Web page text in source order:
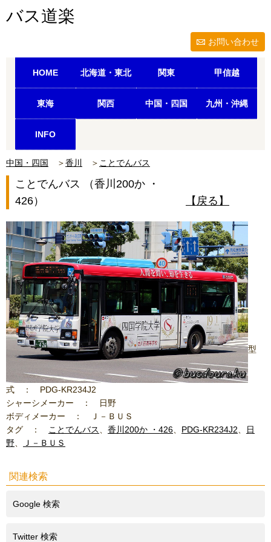
バス道楽
お問い合わせ
HOME 北海道・東北 関東 甲信越
東海 関西 中国・四国 九州・沖縄
INFO
中国・四国 ＞香川 ＞ ことでんバス
ことでんバス （香川200か ・
426）
【戻る】
型
式 ： PDG-KR234J2
シャーシメーカー ： 日野
ボディメーカー ： Ｊ－ＢＵＳ
タグ ：
ことでんバス 香川200か ・426 PDG-KR234J2
日
野
Ｊ－ＢＵＳ
関連検索
Google 検索
Twitter 検索